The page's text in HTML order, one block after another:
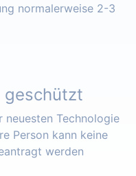
normalerweise 2-3
geschützt
neuesten Technologie
Person kann keine
werden